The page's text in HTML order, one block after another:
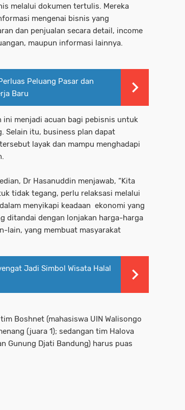
melalui dokumen tertulis. Mereka
mengenai bisnis yang
dan penjualan secara detail, income
maupun informasi lainnya.
Peluang Pasar dan
Baru
menjadi acuan bagi pebisnis untuk
Selain itu, business plan dapat
layak dan mampu menghadapi
Dr Hasanuddin menjawab, “Kita
tidak tegang, perlu relaksasi melalui
menyikapi keadaan ekonomi yang
ditandai dengan lonjakan harga-harga
lain, yang membuat masyarakat
Jadi Simbol Wisata Halal
Boshnet (mahasiswa UIN Walisongo
(juara 1); sedangan tim Halova
Gunung Djati Bandung) harus puas